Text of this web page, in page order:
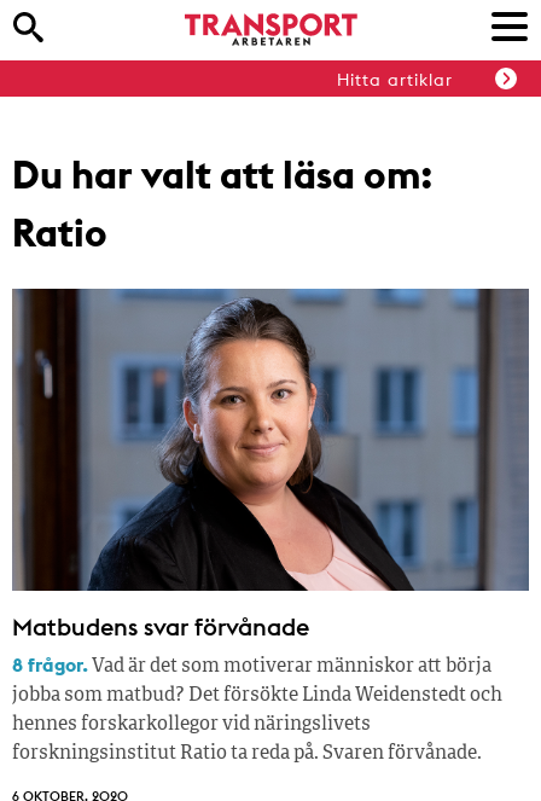
Hitta artiklar
Du har valt att läsa om:
Ratio
Matbudens svar förvånade
8 frågor. Vad är det som motiverar människor att börja
jobba som matbud? Det försökte Linda Weidenstedt och
hennes forskarkollegor vid näringslivets
forskningsinstitut Ratio ta reda på. Svaren förvånade.
6 OKTOBER, 2020